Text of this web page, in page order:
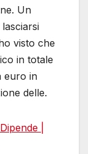
Un
visto che
in totale
euro in
delle.
|